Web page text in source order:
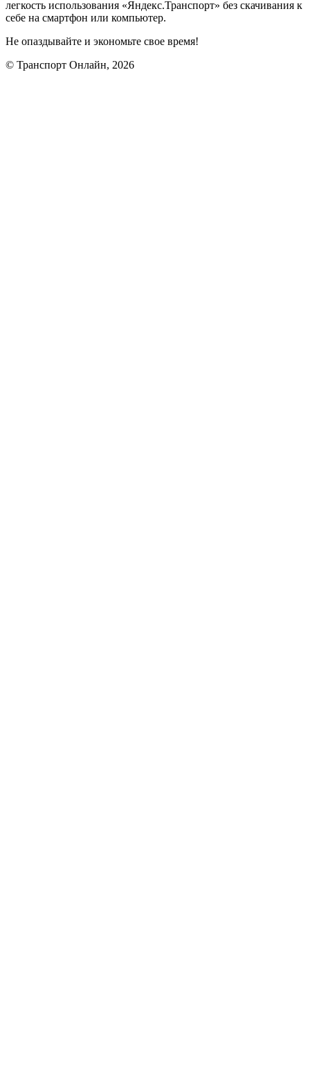
легкость использования «Яндекс.Транспорт» без скачивания к
себе на смартфон или компьютер.
Не опаздывайте и экономьте свое время!
© Транспорт Онлайн, 2026